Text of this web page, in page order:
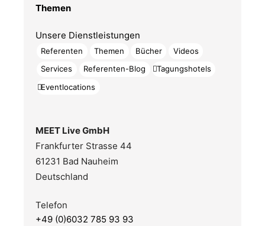
Themen
Unsere Dienstleistungen
Referenten Themen Bücher
Videos
Services
Referenten-Blog
Tagungshotels
Eventlocations
MEET Live GmbH
Frankfurter Strasse 44
61231 Bad Nauheim
Deutschland
Telefon
+49 (0)6032 785 93 93